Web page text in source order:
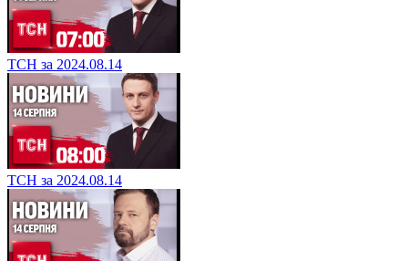
ТСН за 2024.08.14
ТСН за 2024.08.14